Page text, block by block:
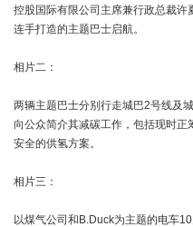
控股国际有限公司主席兼行政总裁
连手打造的主题巴士启航。
相片二：
两辆主题巴士分别行走城巴2号线及
向公众简介其减碳工作，包括现时正
安全的供氢方案。
相片三：
以煤气公司和B.Duck为主题的电车